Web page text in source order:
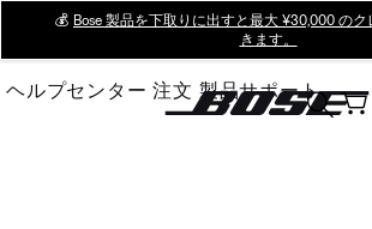
Main
💰 Bose 製品を下取りに出すと最大 ¥30,000 の
きます。
ヘルプセンター 注文 製品サポート